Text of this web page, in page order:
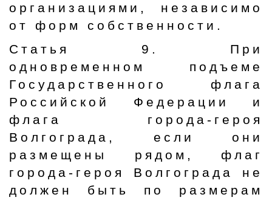
организациями, независимо
от форм собственности.
Статья 9. При
одновременном подъеме
Государственного флага
Российской Федерации и
флага города-героя
Волгограда, если они
размещены рядом, флаг
города-героя Волгограда не
должен быть по размерам